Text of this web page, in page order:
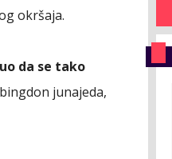
okršaja.
da se tako
junajeda,